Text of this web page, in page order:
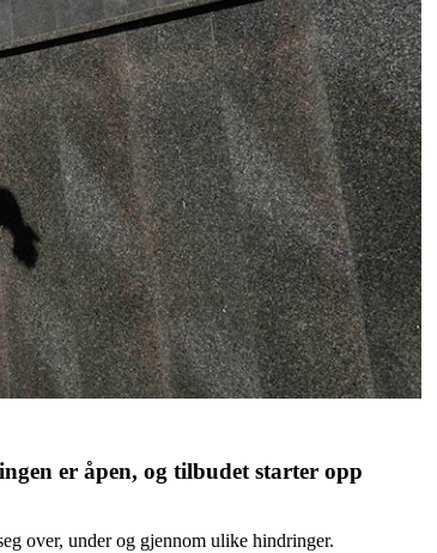
er åpen, og tilbudet starter opp
over, under og gjennom ulike hindringer.